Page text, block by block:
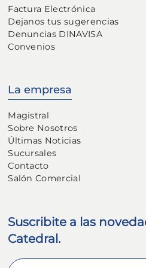
Factura Electrónica
Dejanos tus sugerencias
Denuncias DINAVISA
Convenios
La empresa
Magistral
Sobre Nosotros
Últimas Noticias
Sucursales
Contacto
Salón Comercial
Suscribite a las
Catedral.